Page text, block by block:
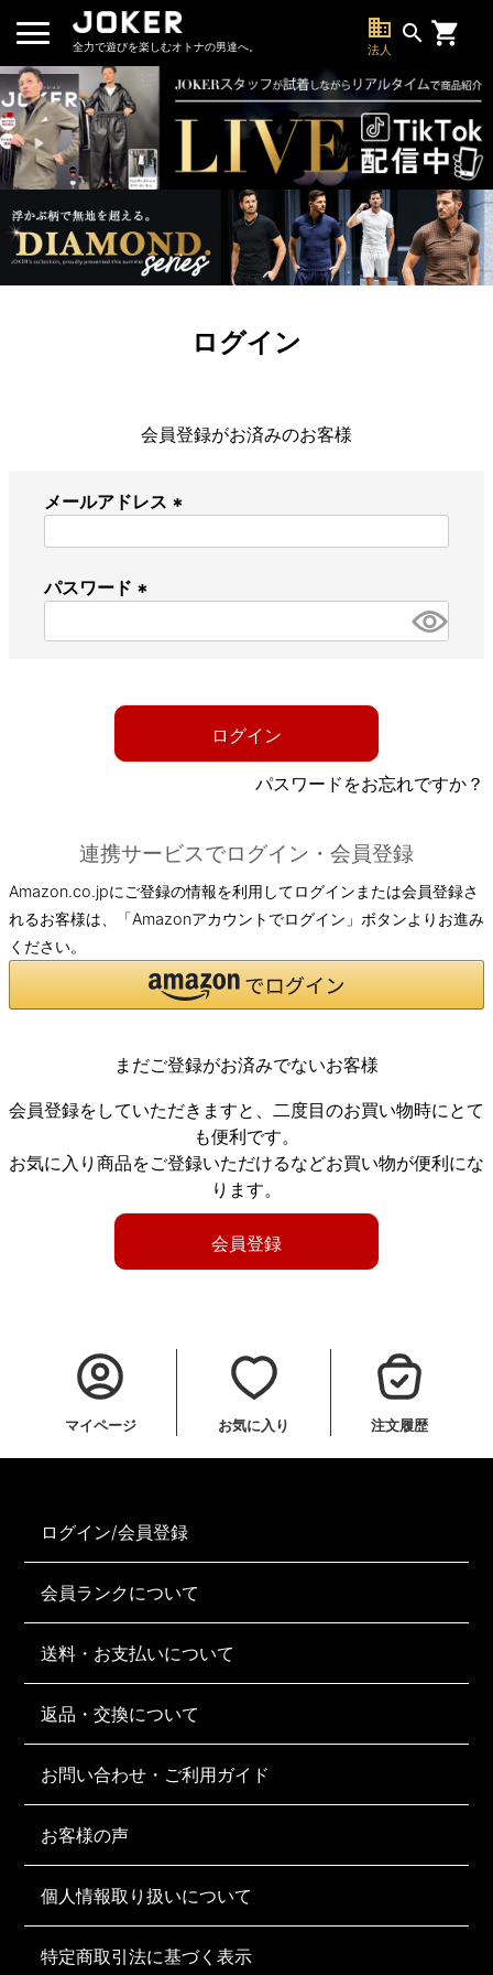
全力で遊びを楽しむオトナの男達へ。
business
法人
search
ログイン
会員登録がお済みのお客様
メールアドレス
パスワード
必
ログイン
パスワードをお忘れですか？
連携サービスでログイン・会員登録
Amazon.co.jpにご登録の情報を利用してログインまたは会員登録さ
れるお客様は、「Amazonアカウントでログイン」ボタンよりお進み
ください。
まだご登録がお済みでないお客様
会員登録をしていただきますと、二度目のお買い物時にとて
も便利です。
お気に入り商品をご登録いただけるなどお買い物が便利にな
ります。
会員登録
マイページ お気に入り 注文履歴
ログイン/会員登録
会員ランクについて
送料・お支払いについて
返品・交換について
お問い合わせ・ご利用ガイド
お客様の声
個人情報取り扱いについて
特定商取引法に基づく表示